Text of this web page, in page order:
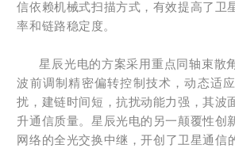
信依赖机械式扫描方式，有效提高了卫
率和链路稳定度。
星辰光电的方案采用重点同轴束散
波前调制精密偏转控制技术 ，动态适
扰，建链时间短，抗扰动能力强 ，其波
升通信质量。星辰光电的另一颠覆性创
网络的全光交换中继，开创了卫星通信